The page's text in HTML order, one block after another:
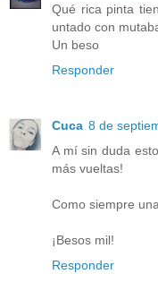
Qué rica pinta
untado con
Un beso
Responder
Cuca 8 de
A mí sin duda
más vueltas!
Como siempre
¡Besos mil!
Responder